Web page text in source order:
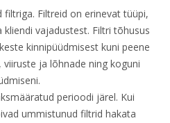
Filtreid on erinevat tüüpi,
vajadustest. Filtri tõhusus
kinnipüüdmisest kuni peene
ja lõhnade ning koguni
perioodi järel. Kui
ummistunud filtrid hakata